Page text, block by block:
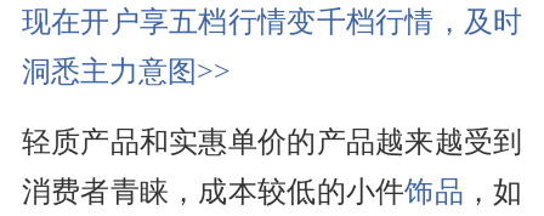
现在开户享五档行情变千档行情，及时
洞悉主力意图>>
轻质产品和实惠单价的产品越来越受到
消费者青睐，成本较低的小件饰品 ，如